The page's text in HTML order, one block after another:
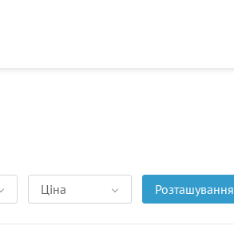
Ціна Розташування